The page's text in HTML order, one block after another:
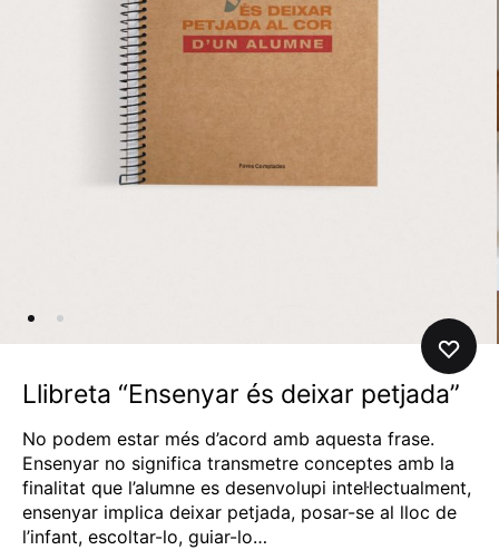
Llibreta “Ensenyar és deixar petjada”
No podem estar més d’acord amb aquesta frase.
Ensenyar no significa transmetre conceptes amb la
finalitat que l’alumne es desenvolupi intel·lectualment,
ensenyar implica deixar petjada, posar-se al lloc de
l’infant, escoltar-lo, guiar-lo…